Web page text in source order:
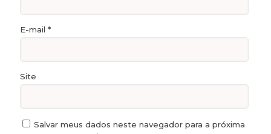
E-mail *
Site
Salvar meus dados neste navegador para a próxima